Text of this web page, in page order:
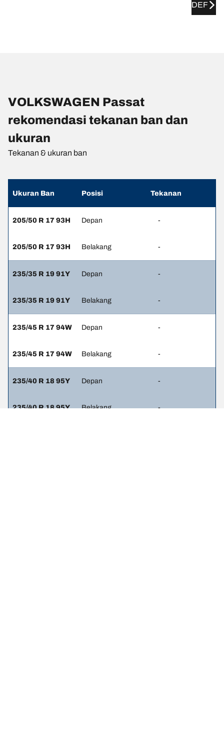
DEF
VOLKSWAGEN Passat
rekomendasi tekanan ban dan
ukuran
Tekanan & ukuran ban
Ukuran Ban Posisi Tekanan
205/50 R 17 93H Depan -
205/50 R 17 93H Belakang -
235/35 R 19 91Y Depan -
235/35 R 19 91Y Belakang -
235/45 R 17 94W Depan -
235/45 R 17 94W Belakang -
235/40 R 18 95Y Depan -
235/40 R 18 95Y Belakang -